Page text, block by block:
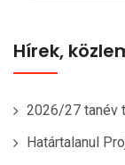
Hírek,
2026/27 tanév
Határtalanul